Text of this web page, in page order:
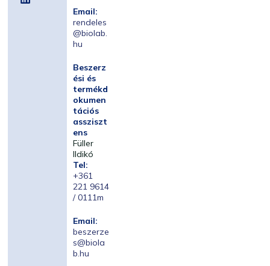
Email:
rendeles
@biolab.
hu
Beszerz
ési és
termékd
okumen
tációs
assziszt
ens
Füller
Ildikó
Tel:
+361
221 9614
/ 0111m
Email:
beszerze
s@biola
b.hu